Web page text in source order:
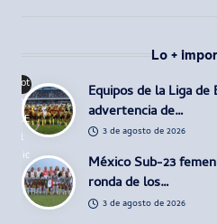
Lo +
Fot
o:
@E
l
Dic
tam
en
Equipos de la Liga de
advertencia de…
3 de agosto de 2026
México Sub-23
ronda de los…
3 de agosto de 2026